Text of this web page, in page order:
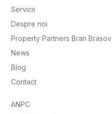
Servicii
Despre noi
Property Partners Bran Brasov
News
Blog
Contact
ANPC